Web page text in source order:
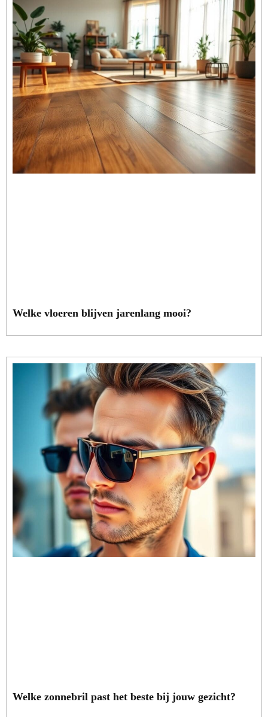
Welke vloeren blijven jarenlang mooi?
Welke zonnebril past het beste bij jouw gezicht?